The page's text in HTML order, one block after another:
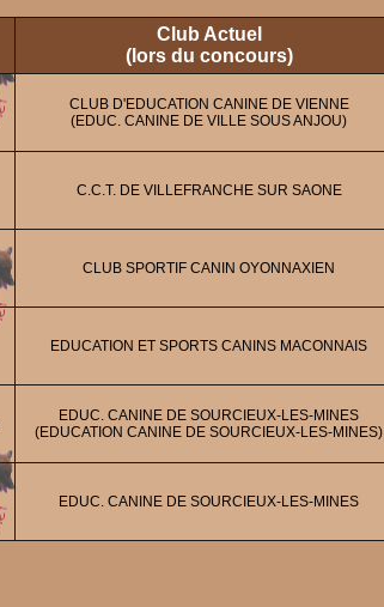
Club Actuel
(lors du concours)
CLUB D'EDUCATION CANINE DE VIENNE
(EDUC. CANINE DE VILLE SOUS ANJOU)
C.C.T. DE VILLEFRANCHE SUR SAONE
CLUB SPORTIF CANIN OYONNAXIEN
EDUCATION ET SPORTS CANINS MACONNAIS
EDUC. CANINE DE SOURCIEUX-LES-MINES
(EDUCATION CANINE DE SOURCIEUX-LES-MINES)
EDUC. CANINE DE SOURCIEUX-LES-MINES